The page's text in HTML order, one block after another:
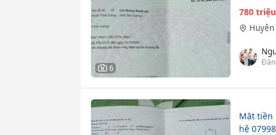
6
780 triệu
Huyện
Mặt tiền
hệ